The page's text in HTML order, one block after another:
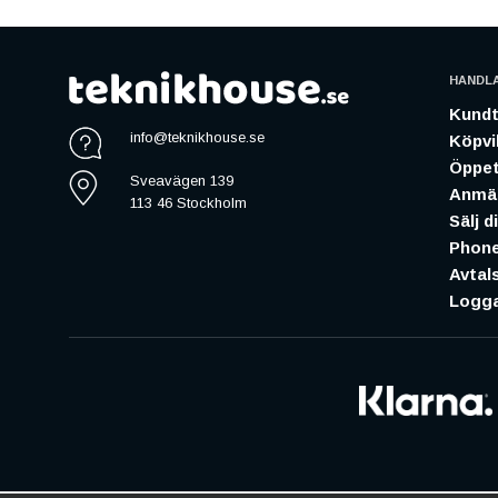
info@teknikhouse.se
Sveavägen 139
113 46 Stockholm
Sälj